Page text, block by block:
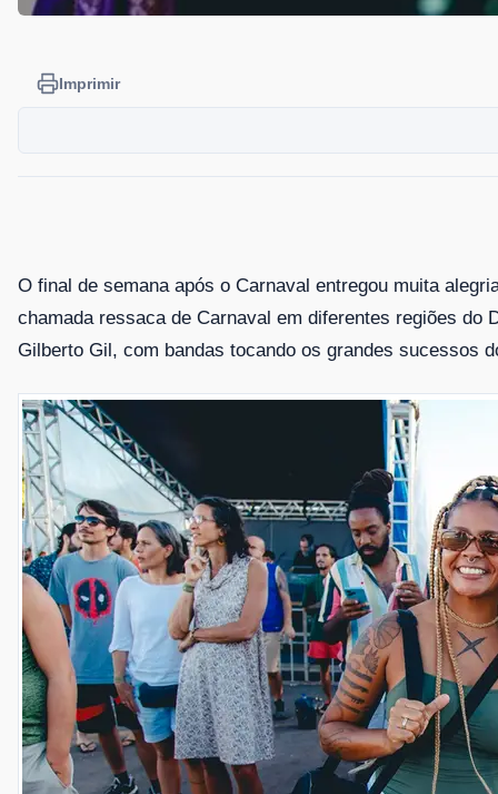
Imprimir
O final de semana após o Carnaval entregou muita
chamada ressaca de Carnaval em diferentes regiões do
Gilberto Gil, com bandas tocando os grandes sucessos